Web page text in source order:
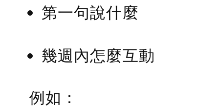
第一句說什麼
幾週內怎麼互動
例如：